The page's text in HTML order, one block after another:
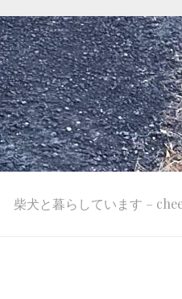
柴犬と暮らしています –